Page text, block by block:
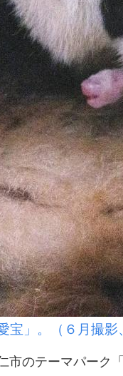
」。（６月撮影
のテーマパーク